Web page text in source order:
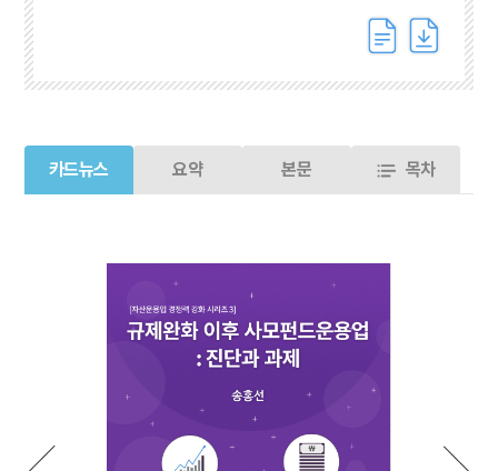
카드뉴스 요약 본문 목차